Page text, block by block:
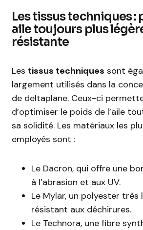
Les tissus techniques :
aile toujours plus
résistante
Les tissus techniques sont
largement utilisés dans la
de deltaplane. Ceux-ci
d’optimiser le poids de l’aile
sa solidité. Les matériaux les
employés sont :
Le Dacron, qui offre une
à l’abrasion et aux UV.
Le Mylar, un polyester très
résistant aux déchirures.
Le Technora, une fibre